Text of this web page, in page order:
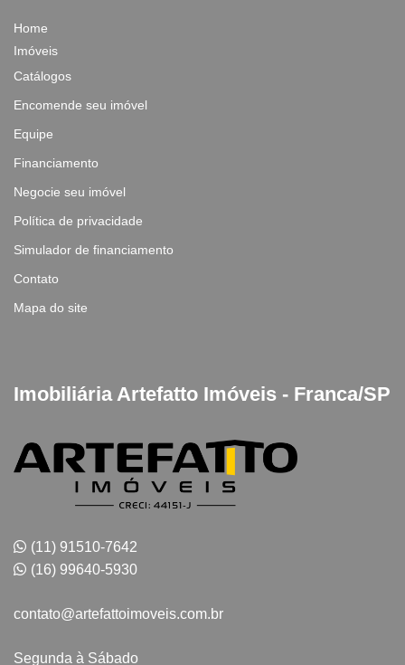
Home
Imóveis
Catálogos
Encomende seu imóvel
Equipe
Financiamento
Negocie seu imóvel
Política de privacidade
Simulador de financiamento
Contato
Mapa do site
Imobiliária Artefatto Imóveis - Franca/SP
(11) 91510-7642
(16) 99640-5930
contato@artefattoimoveis.com.br
Segunda à Sábado